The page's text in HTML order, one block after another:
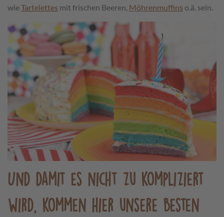
wieTartelettes mit frischen Beeren, Möhrenmuffins o.ä. sein.
Und damit es nicht zu kompliziert
wird, kommen hier unsere besten